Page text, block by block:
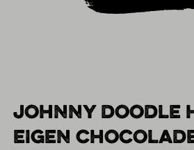
JOHNNY DOODLE
EIGEN